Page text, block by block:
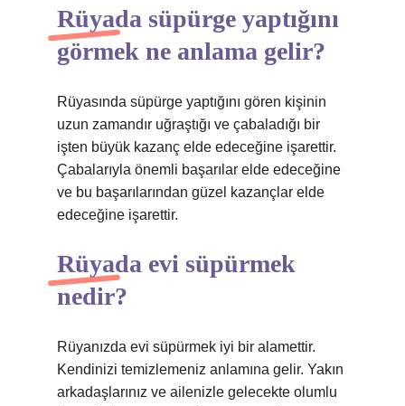
Rüyada süpürge yaptığını
görmek ne anlama gelir?
Rüyasında süpürge yaptığını gören kişinin
uzun zamandır uğraştığı ve çabaladığı bir
işten büyük kazanç elde edeceğine işarettir.
Çabalarıyla önemli başarılar elde edeceğine
ve bu başarılarından güzel kazançlar elde
edeceğine işarettir.
Rüyada evi süpürmek
nedir?
Rüyanızda evi süpürmek iyi bir alamettir.
Kendinizi temizlemeniz anlamına gelir. Yakın
arkadaşlarınız ve ailenizle gelecekte olumlu